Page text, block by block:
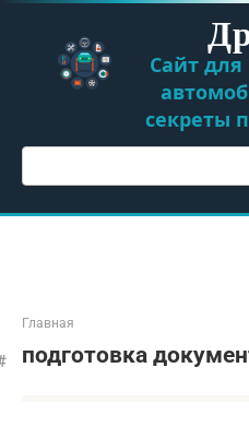
Перейти
контенту
Сайт
секреты
Поиск:
Главная
подготовка